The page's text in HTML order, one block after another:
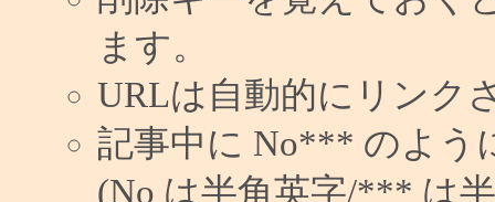
ます。
URLは自動的にリンク
記事中に No*** のよう
(No は半角英字/*** は